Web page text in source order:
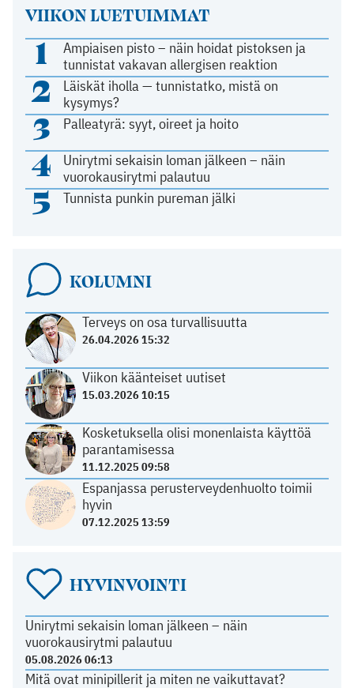
VIIKON LUETUIMMAT
1
Ampiaisen pisto – näin hoidat pistoksen ja
tunnistat vakavan allergisen reaktion
2
Läiskät iholla — tunnistatko, mistä on
kysymys?
3 Palleatyrä: syyt, oireet ja hoito
4
Unirytmi sekaisin loman jälkeen – näin
vuorokausirytmi palautuu
5 Tunnista punkin pureman jälki
KOLUMNI
Terveys on osa turvallisuutta
26.04.2026 15:32
Viikon käänteiset uutiset
15.03.2026 10:15
Kosketuksella olisi monenlaista käyttöä
parantamisessa
11.12.2025 09:58
Espanjassa perusterveydenhuolto toimii
hyvin
07.12.2025 13:59
HYVINVOINTI
Unirytmi sekaisin loman jälkeen – näin
vuorokausirytmi palautuu
05.08.2026 06:13
Mitä ovat minipillerit ja miten ne vaikuttavat?